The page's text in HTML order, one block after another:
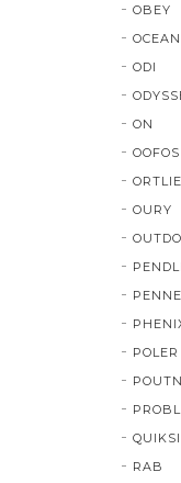
OBEY
ODI
ON
OOFOS
OURY
POLER
RAB